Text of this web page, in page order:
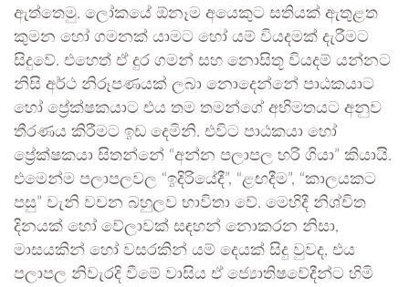
ඇත්තෙමු. ලෝකයේ ඕනෑම අයෙකුට සතියක් ඇතුළත
කුමන හෝ ගමනක් යාමට හෝ යම් වියදමක් දැරීමට
සිදුවේ. එහෙත් ඒ දුර ගමන් සහ නොසිතූ වියදම් යන්නට
නිසි අර්ථ නිරූපණයක් ලබා නොදෙන්නේ පාඨකයාට
හෝ ප්‍රේක්ෂකයාට එය තම තමන්ගේ අභිමතයට අනුව
තීරණය කිරීමට ඉඩ දෙමිනි. එවිට පාඨකයා හෝ
ප්‍රේක්ෂකයා සිතන්නේ “අන්න පලාපල හරි ගියා” කියායි.
එමෙන්ම පලාපලවල “ඉදිරියේදී”, “ළඟදීම”, “කාලයකට
පසු” වැනි වචන බහුලව භාවිතා වේ. මෙහිදී නිශ්චිත
දිනයක් හෝ වේලාවක් සඳහන් නොකරන නිසා,
මාසයකින් හෝ වසරකින් යම් දෙයක් සිදු වුවද, එය
පලාපල නිවැරදි වීමේ වාසිය ඒ ජ්‍යොතිෂවේදීන්ට හිමි